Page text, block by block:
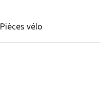
Pièces vélo